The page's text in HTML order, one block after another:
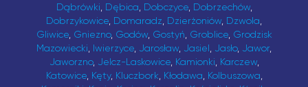
Dąbrówki, Dębica, Dobczyce, Dobrzechów,
Dobrzykowice, Domaradz, Dzierżoniów, Dzwola,
Gliwice, Gniezno, Godów, Gostyń, Groblice, Grodzisk
Mazowiecki, Iwierzyce, Jarosław, Jasiel, Jasło, Jawor,
Jaworzno, Jelcz-Laskowice, Kamionki, Karczew,
Katowice, Kęty, Kluczbork, Kłodawa, Kolbuszowa,